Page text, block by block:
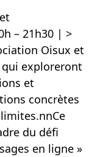
– 21h30 | >
Oisux et
qui exploreront
et
concrètes
du défi
en ligne »